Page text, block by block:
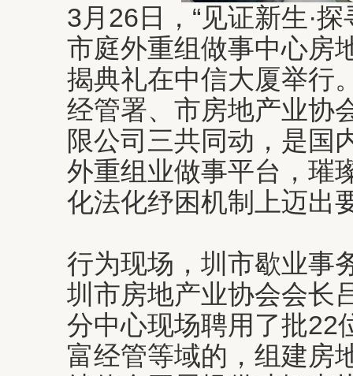
3月26日，“见证新生·
市庭外重组做事中心房
揭典礼在中信大厦举行
经管署、市房地产业协
限公司三共同动，是国
外重组业做事平台，璀
化法化纾困机制上迈出
行为现场，圳市歇业事
圳市房地产业协会会长
分中心现场聘用了批22
富经管等域的，组建房